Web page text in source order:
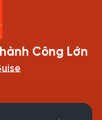
Công Lớn